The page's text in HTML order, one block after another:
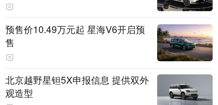
预售价10.49万元起 星海V6开启预
售
北京越野星钽5X申报信息 提供双外
观造型